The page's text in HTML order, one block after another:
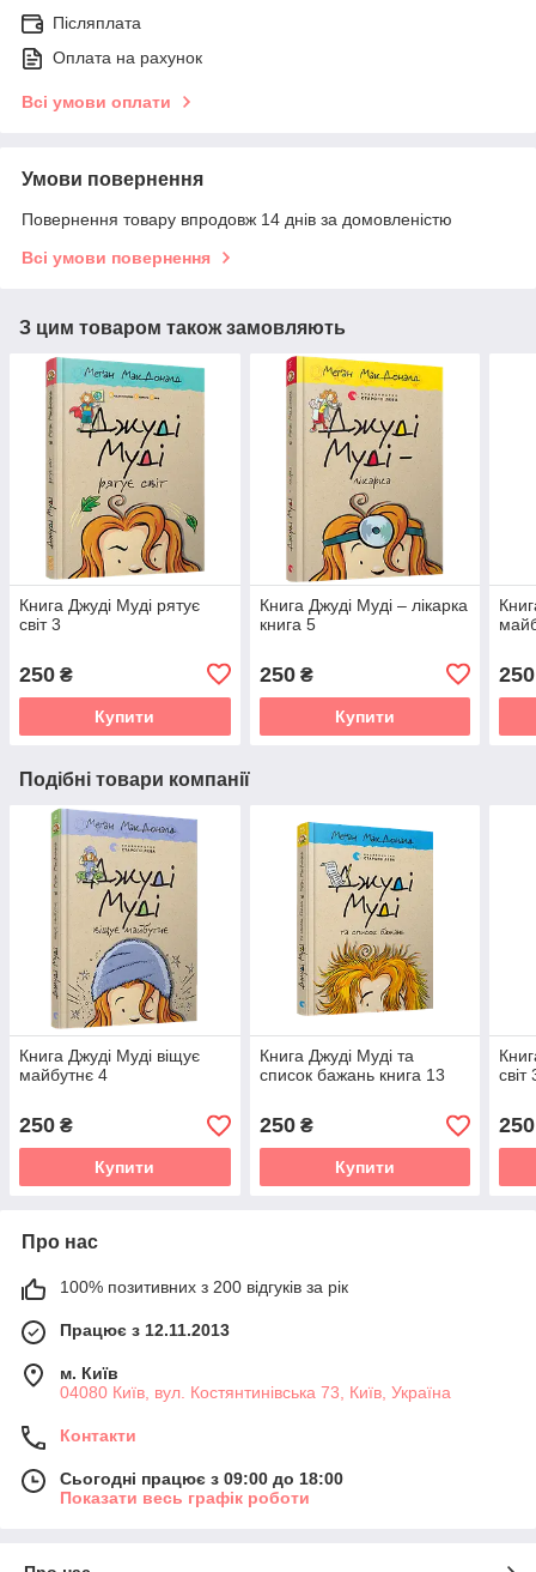
Післяплата
Оплата на рахунок
Всі умови оплати
Умови повернення
Повернення товару впродовж 14 днів за домовленістю
Всі умови повернення
З цим товаром також замовляють
Книга Джуді Муді рятує
світ 3
250 ₴
Купити
Книга Джуді Муді – лікарка
книга 5
250₴
Купити
250
Подібні товари компанії
Книга Джуді Муді віщує
майбутнє 4
250 ₴
Купити
Книга Джуді Муді та
список бажань книга 13
250₴
Купити
світ
250
Про нас
100% позитивних з 200 відгуків за рік
Працює з 12.11.2013
м. Київ
04080 Київ, вул. Костянтинівська 73, Київ, Україна
Контакти
Сьогодні працює з 09:00 до 18:00
Показати весь графік роботи